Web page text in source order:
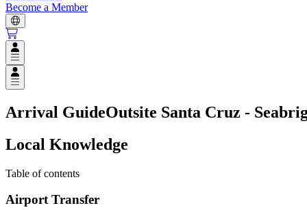
Become a Member
Open user menu
Open user menu
Arrival GuideOutsite Santa Cruz -
Local Knowledge
Table of contents
Airport Transfer